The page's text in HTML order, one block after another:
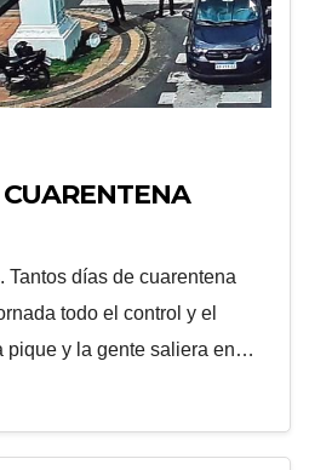
Tantos días de cuarentena
todo el control y el
pique y la gente saliera en…